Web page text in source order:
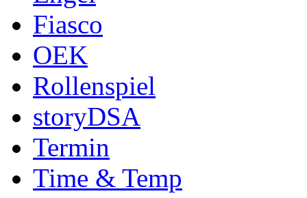
Fiasco
OEK
Rollenspiel
storyDSA
Termin
Time & Temp